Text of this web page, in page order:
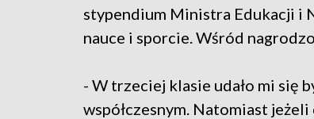
stypendium Ministra Edukacji i
nauce i sporcie. Wśród
- W trzeciej klasie udało mi się
współczesnym. Natomiast